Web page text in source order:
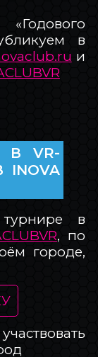
в
и
В VR-
INOVA
в
, по
городе,